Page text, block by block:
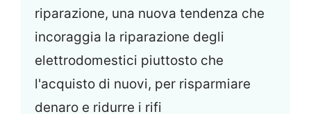
riparazione, una nuova tendenza che
incoraggia la riparazione degli
elettrodomestici piuttosto che
l'acquisto di nuovi, per risparmiare
denaro e ridurre i rifi